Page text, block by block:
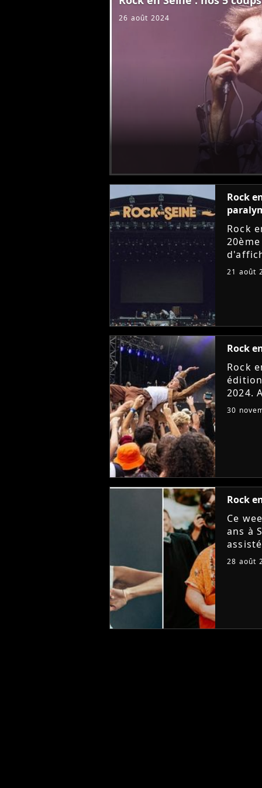
26 août 2024
Rock
Rock
21 août
Rock
Rock
2024.
qui
30
Rock
Ce
ans à
Billie
28 août